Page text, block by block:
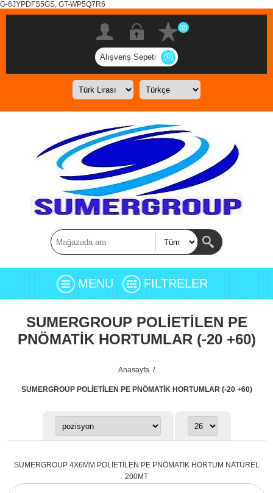
G-6JYPDFS5GS, GT-WP5Q7R6
(0)
Alışveriş Sepeti (0)
MENU FILTRELER
SUMERGROUP POLİETİLEN PE
PNÖMATİK HORTUMLAR (-20 +60)
Anasayfa /
SUMERGROUP POLİETİLEN PE PNÖMATİK HORTUMLAR (-20 +60)
SUMERGROUP 4X6MM POLİETİLEN PE PNÖMATİK HORTUM NATÜREL
200MT